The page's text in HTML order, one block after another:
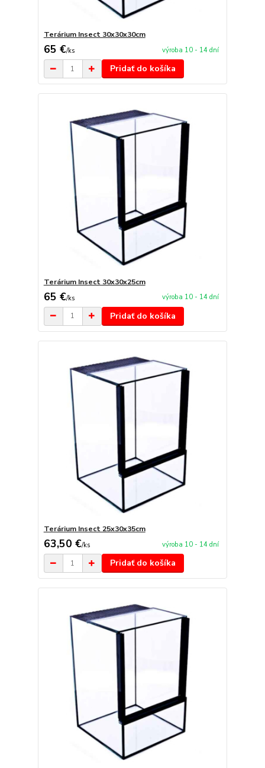
Terárium Insect 30x30x30cm
65 €/ks výroba 10 - 14 dní
Pridať do košíka
Terárium Insect 30x30x25cm
65 €/ks výroba 10 - 14 dní
Pridať do košíka
Terárium Insect 25x30x35cm
63,50 €/ks výroba 10 - 14 dní
Pridať do košíka